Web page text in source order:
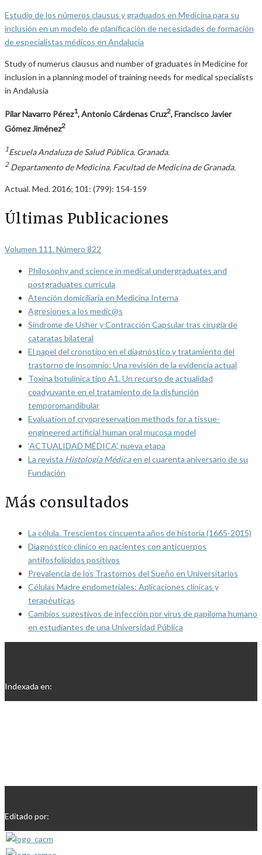
Estudio de los números clausus y graduados en Medicina para su
inclusión en un modelo de planificación de necesidades de formación
de especialistas médicos en Andalucía
Study of numerus clausus and number of graduates in Medicine for
inclusion in a planning model of training needs for medical specialists
in Andalusia
Pilar Navarro Pérez1, Antonio Cárdenas Cruz2, Francisco Javier
Gómez Jiménez2
1Escuela Andaluza de Salud Pública. Granada.
2Departamento de Medicina. Facultad de Medicina de Granada.
Actual. Med. 2016; 101: (799): 154-159
Últimas Publicaciones
Volumen 111. Número 822
Philosophy and science in medical undergraduates and
postgraduates curricula
Atención domiciliaria en Medicina Interna
Agresiones a los medic@s
Síndrome de Usher y Contracción Capsular tras cirugía de
cataratas bilateral
El papel del cronotipo en el diagnóstico y tratamiento del
trastorno de insomnio: Una revisión de la evidencia actual
Toxina botulínica tipo A1. Un recurso de actualidad
coadyuvante en el tratamiento de la disfunción
temporomandibular
Evaluation of cryopreservation methods for a tissue-
engineered artificial human oral mucosa model
‘ACTUALIDAD MÉDICA’, nueva etapa
La revista Histología Médicaen el cuarenta aniversario de su
Fundación
Más consultados
La célula. Trescientos cincuenta años de historia (1665-2015)
Diagnóstico clínico en pacientes con anticuerpos
antifosfolípidos positivos
Prevalencia de los Trastornos del Sueño en Universitarios
Células Madre endometriales: Aplicaciones clínicas y
terapéuticas
Cambios sugestivos de infección por virus de papiloma humano
en estudiantes de una Universidad Pública
Indexada en:
Editado por: